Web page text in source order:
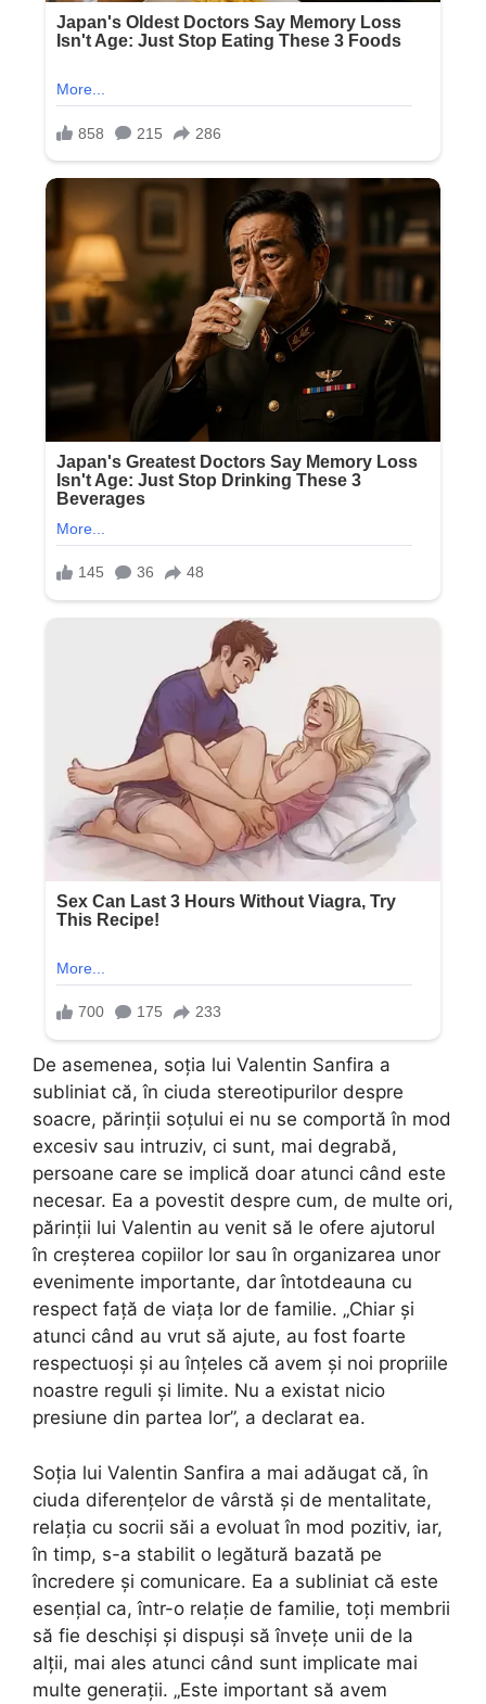
De asemenea, soția lui Valentin Sanfira a
subliniat că, în ciuda stereotipurilor despre
soacre, părinții soțului ei nu se comportă în mod
excesiv sau intruziv, ci sunt, mai degrabă,
persoane care se implică doar atunci când este
necesar. Ea a povestit despre cum, de multe ori,
părinții lui Valentin au venit să le ofere ajutorul
în creșterea copiilor lor sau în organizarea unor
evenimente importante, dar întotdeauna cu
respect față de viața lor de familie. „Chiar și
atunci când au vrut să ajute, au fost foarte
respectuoși și au înțeles că avem și noi propriile
noastre reguli și limite. Nu a existat nicio
presiune din partea lor”, a declarat ea.
Soția lui Valentin Sanfira a mai adăugat că, în
ciuda diferențelor de vârstă și de mentalitate,
relația cu socrii săi a evoluat în mod pozitiv, iar,
în timp, s-a stabilit o legătură bazată pe
încredere și comunicare. Ea a subliniat că este
esențial ca, într-o relație de familie, toți membrii
să fie deschiși și dispuși să învețe unii de la
alții, mai ales atunci când sunt implicate mai
multe generații. „Este important să avem